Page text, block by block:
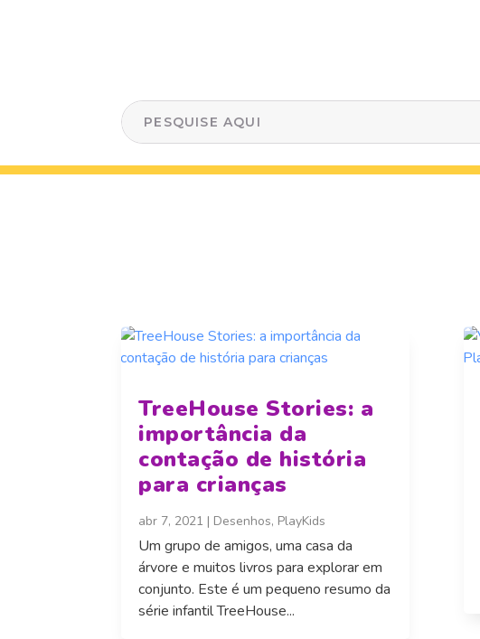
TreeHouse Stories: a
importância da
contação de história
para crianças
abr 7, 2021 | Desenhos, PlayKids
Um grupo de amigos, uma casa da
árvore e muitos livros para explorar em
conjunto. Este é um pequeno resumo da
série infantil TreeHouse...